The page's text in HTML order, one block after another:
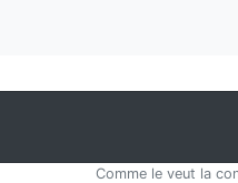
Comme le veut la